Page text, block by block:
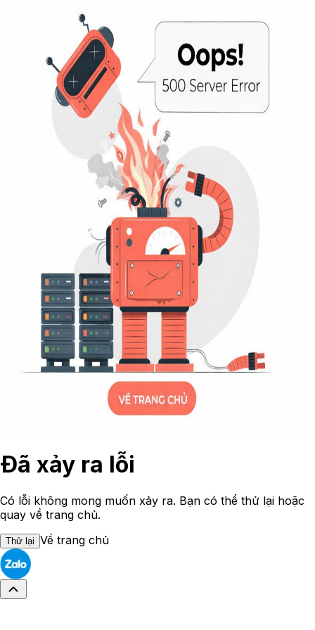
Đã xảy ra lỗi
Có lỗi không mong muốn xảy ra. Bạn có thể thử lại hoặc
quay về trang chủ.
Thử lại Về trang chủ